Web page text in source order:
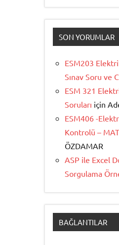
SON YORUMLAR
ESM203
Sınav Soru ve
ESM 321
Soruları için
ESM406 -
Kontrolü –
ÖZDAMAR
ASP ile Excel
Sorgulama
BAĞLANTILAR